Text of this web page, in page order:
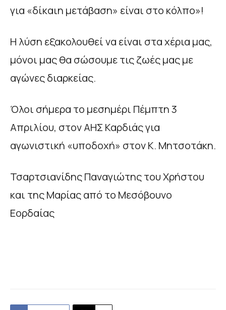
για «δίκαιη μετάβαση» είναι στο κόλπο»!
Η λύση εξακολουθεί να είναι στα χέρια μας,
μόνοι μας θα σώσουμε τις ζωές μας με
αγώνες διαρκείας.
Όλοι σήμερα το μεσημέρι Πέμπτη 3
Απριλίου, στον ΑΗΣ Καρδιάς για
αγωνιστική «υποδοχή» στον Κ. Μητσοτάκη.
Τσαρτσιανίδης Παναγιώτης του Χρήστου
και της Μαρίας από το Μεσόβουνο
Εορδαίας